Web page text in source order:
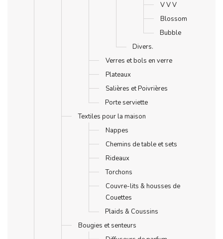
V V V
Blossom
Bubble
Divers.
Verres et bols en verre
Plateaux
Salières et Poivrières
Porte serviette
Textiles pour la maison
Nappes
Chemins de table et sets
Rideaux
Torchons
Couvre-lits & housses de
Couettes
Plaids & Coussins
Bougies et senteurs